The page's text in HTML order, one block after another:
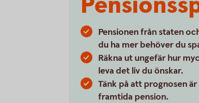
Pensionen från staten
du ha mer behöver du
Räkna ut ungefär hur
leva det liv du önskar.
Tänk på att prognosen
framtida pension.